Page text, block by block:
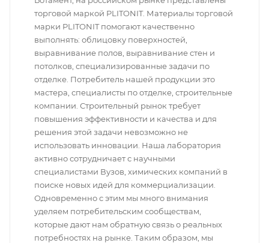
торговой маркой PLITONIT. Материалы торговой
марки PLITONIT помогают качественно
выполнять: облицовку поверхностей,
выравнивание полов, выравнивание стен и
потолков, специализированные задачи по
отделке. Потребитель нашей продукции это
мастера, специалисты по отделке, строительные
компании. Строительный рынок требует
повышения эффективности и качества и для
решения этой задачи невозможно не
использовать инновации. Наша лаборатория
активно сотрудничает с научными
специалистами Вузов, химических компаний в
поиске новых идей для коммерциализации.
Одновременно с этим мы много внимания
уделяем потребительским сообществам,
которые дают нам обратную связь о реальных
потребностях на рынке. Таким образом, мы